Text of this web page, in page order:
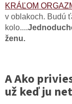
KRÁĽOM
v oblakoch. Budú
kolo....
ženu.
A Ako
už keď ju